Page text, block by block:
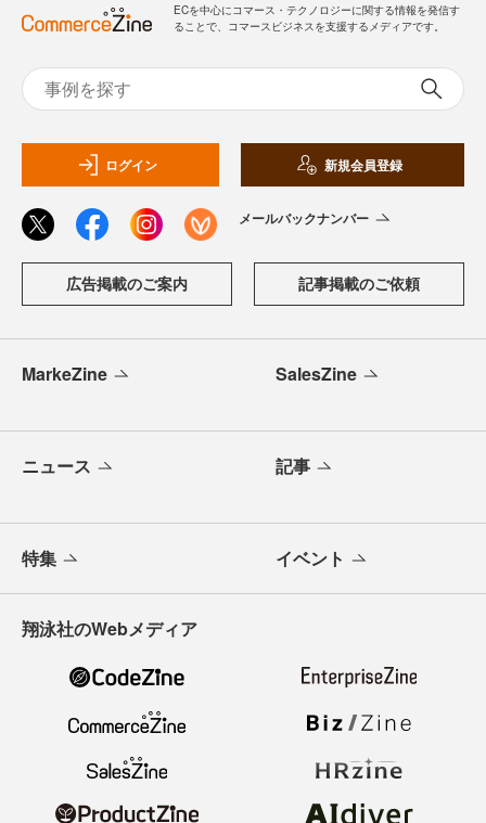
ECを中心にコマース・テクノロジーに関する情報を発信す
ることで、コマースビジネスを支援するメディアです。
ログイン 新規会員登録
メールバックナンバー
広告掲載のご案内 記事掲載のご依頼
MarkeZine SalesZine
ニュース 記事
特集 イベント
翔泳社のWebメディア